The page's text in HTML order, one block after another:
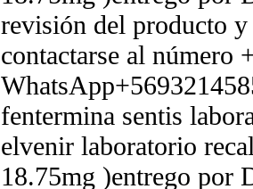
revisión del producto
contactarse al número
fentermina sentis
elvenir laboratorio
18.75mg )entrego por